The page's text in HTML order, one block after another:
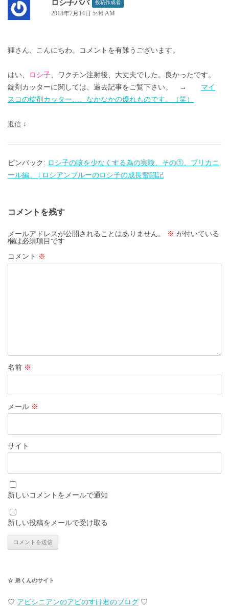
ロシ子パパ 投稿作成者
2018年7月14日 5:46 AM
狸さん、こんにちわ。コメントを有難うございます。
はい、 ロシ子、ワクチン注射後、大丈夫でした。良かったです。
錠剤カッターに関しては、過去記事をご覧下さい。 → マイ
スコの錠剤カッター…、なかなかの優れものです。（笑）
返信 ↓
ピンバック: ロシ子の咳を少なくする為の実験、その①、ブリカニ
ール編。 | ロシアンブルーのロシ子の成長奮闘記
コメントを残す
メールアドレスが公開されることはありません。 ※ が付いている
欄は必須項目です
コメント ※
名前 ※
メール ※
サイト
新しいコメントをメールで通知
新しい投稿をメールで受け取る
☆ 弟くんのサイト
♡ アビシニアンのアビのすけ君のブログ ♡